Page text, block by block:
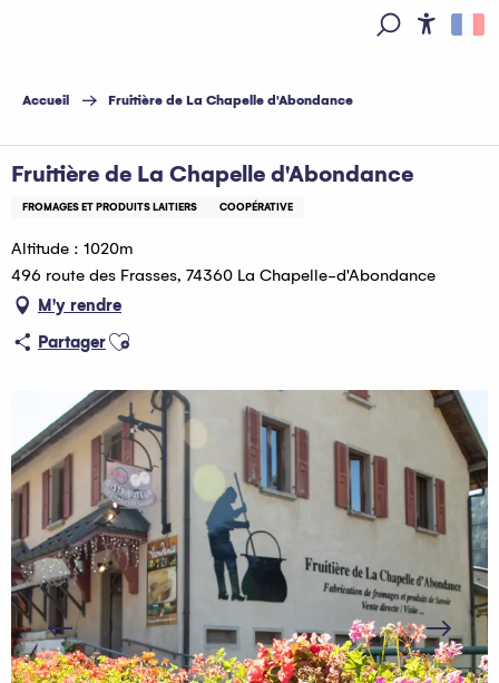
principal
Accueil Fruitière de La Chapelle d'Abondance
Fruitière de La Chapelle d'Abondance
FROMAGES ET PRODUITS LAITIERS COOPÉRATIVE
Altitude : 1020m
496 route des Frasses, 74360 La Chapelle-d'Abondance
M'y rendre
PartagerAjouter aux favoris